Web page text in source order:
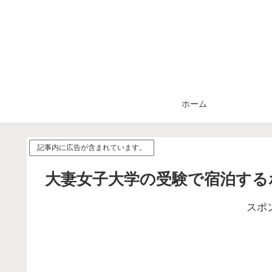
ホーム
記事内に広告が含まれています。
大妻女子大学の受験で宿泊す
スポ